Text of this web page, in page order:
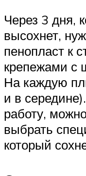
Через 3 дня,
высохнет,
пенопласт к
крепежами с
На каждую
и в
работу,
выбрать
который